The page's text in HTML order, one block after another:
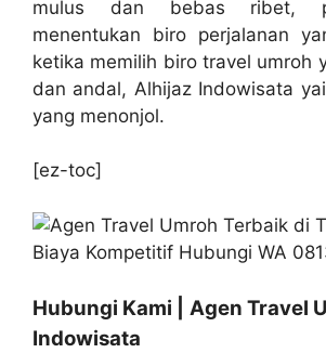
mulus dan bebas ribet,
menentukan biro perjalanan
ketika memilih biro travel umroh
dan andal, Alhijaz Indowisata
yang menonjol.
[ez-toc]
Hubungi Kami | Agen Travel
Indowisata